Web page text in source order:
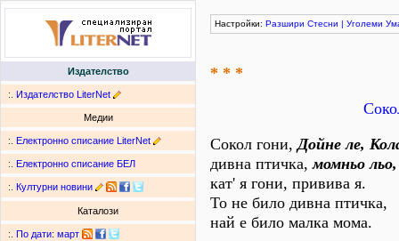
Издателство
:. Издателство LiterNet
Медии
:. Електронно списание LiterNet
:. Електронно списание БЕЛ
:. Културни новини
Каталози
:. По дати: март
Настройки: Разшири Стесни | Уголеми
* * *
Сокол гони,Дойне ле,
дивна птичка,момньо
кат' я гони, привива я.
То не било дивна птичка,
най е било малка мома.